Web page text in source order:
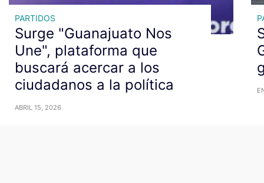
PARTIDOS
Surge "Guanajuato Nos
Une", plataforma que
buscará acercar a los
ciudadanos a la política
ABRIL 15, 2026